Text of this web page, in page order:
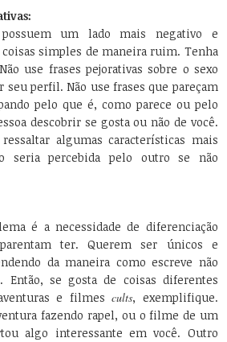
possuem um lado mais negativo e
coisas simples de maneira ruim. Tenha
use frases pejorativas sobre o sexo
seu perfil. Não use frases que pareçam
pelo que é, como parece ou pelo
descobrir se gosta ou não de você.
algumas características mais
seria percebida pelo outro se não
é a necessidade de diferenciação
ter. Querem ser únicos e
da maneira como escreve não
Então, se gosta de coisas diferentes
e filmescults, exemplifique.
fazendo rapel, ou o filme de um
algo interessante em você. Outro